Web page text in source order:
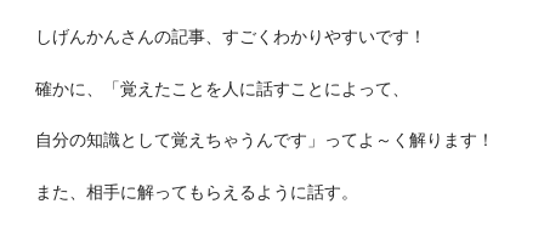
しげんかんさんの記事、すごくわかりやすいです！
確かに、「覚えたことを人に話すことによって、
自分の知識として覚えちゃうんです」ってよ～く解ります！
また、相手に解ってもらえるように話す。